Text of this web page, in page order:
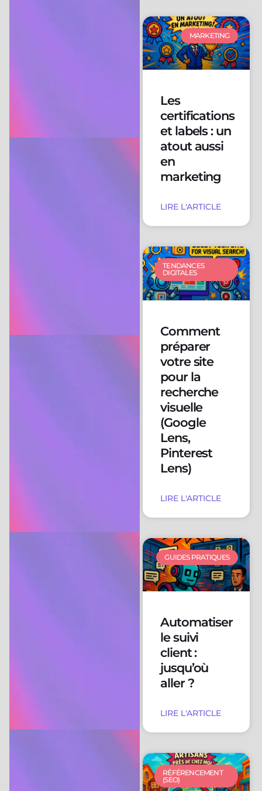
MARKETING
Les
certifications
et labels : un
atout aussi
en
marketing
LIRE L'ARTICLE
TENDANCES
DIGITALES
Comment
préparer
votre site
pour la
recherche
visuelle
(Google
Lens,
Pinterest
Lens)
LIRE L'ARTICLE
GUIDES PRATIQUES
Automatiser
le suivi
client :
jusqu’où
aller ?
LIRE L'ARTICLE
RÉFÉRENCEMENT
(SEO)